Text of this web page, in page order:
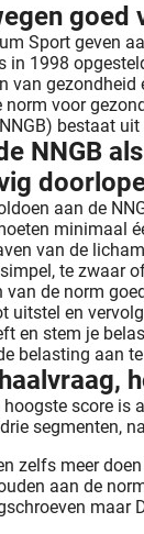
goed
Sport geven
in 1998
voor
bestaat
NNGB
aan de
minimaal
van de
te zwaar
van de norm
uitstel en
en stem je
belasting aan
score is
segmenten,
zelfs meer
aan de
maar